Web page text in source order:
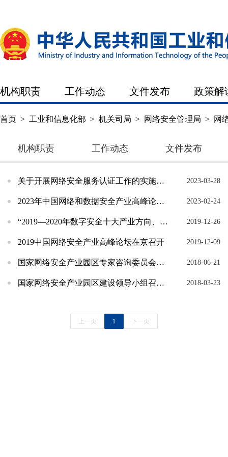
机构职责 工作动态 文件发布 政策解
首页 > 工业和信息化部 > 机关司局 > 网络安全管理局 > 网
机构职责 工作动态 文件发布
关于开展网络安全服务认证工作的实施意见 2023-03-28
2023年中国网络和数据安全产业高峰论坛在成都召开 2023-02-24
“2019—2020年数字安全十大产业方向、十大技术赛道”征集活动成功开启 2019-12-26
2019中国网络安全产业高峰论坛在京召开 2019-12-09
国家网络安全产业园区专家咨询委员会成立并召开第一次会议 2018-06-21
国家网络安全产业园区建设领导小组召开第一次会议 2018-03-23
上一页 1 下一页